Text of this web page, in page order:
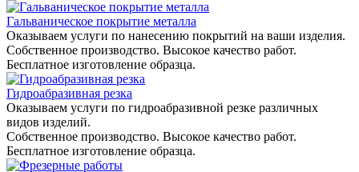
Гальваническое покрытие металла
Оказываем услуги по нанесению покрытий на ваши изделия.
Собственное производство. Высокое качество работ.
Бесплатное изготовление образца.
Гидроабразивная резка
Оказываем услуги по гидроабразивной резке различных
видов изделий.
Собственное производство. Высокое качество работ.
Бесплатное изготовление образца.